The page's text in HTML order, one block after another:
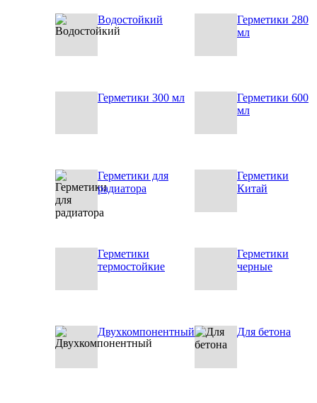
Водостойкий
Герметики 280
мл
Герметики 300 мл
Герметики 600
мл
Герметики для
радиатора
Герметики
Китай
Герметики
термостойкие
Герметики
черные
Двухкомпонентный Для бетона